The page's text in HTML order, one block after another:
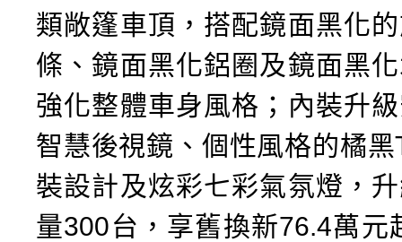
類敞篷車頂，搭配鏡面黑化
條、鏡面黑化鋁圈及鏡面黑
強化整體車身風格；內裝升
智慧後視鏡、個性風格的橘黑
裝設計及炫彩七彩氣氛燈，
量300台，享舊換新76.4萬元